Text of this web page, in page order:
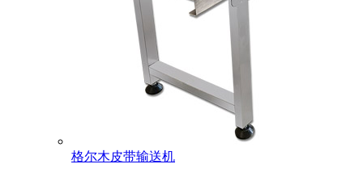
格尔木皮带输送机